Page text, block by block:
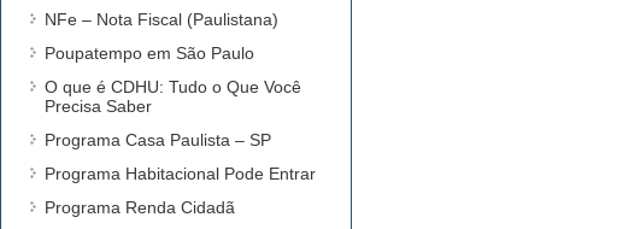
NFe – Nota Fiscal (Paulistana)
Poupatempo em São Paulo
O que é CDHU: Tudo o Que Você
Precisa Saber
Programa Casa Paulista – SP
Programa Habitacional Pode Entrar
Programa Renda Cidadã